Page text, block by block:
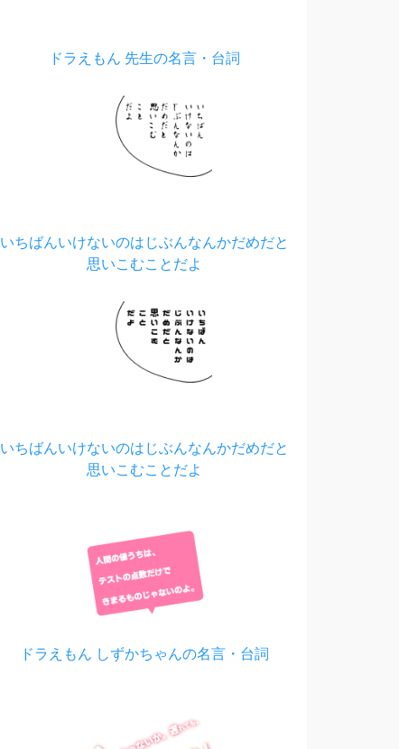
ドラえもん 先生の名言・台詞
いちばんいけないのはじぶんなんかだめだと
思いこむことだよ
いちばんいけないのはじぶんなんかだめだと
思いこむことだよ
ドラえもん しずかちゃんの名言・台詞